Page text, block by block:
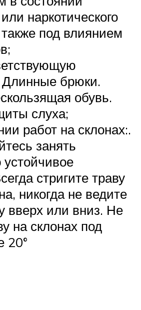
наркотического
под влиянием
Длинные брюки.
обувь.
слуха;
работ на склонах:.
занять
стригите траву
никогда не ведите
вверх или вниз. Не
на склонах под
20°